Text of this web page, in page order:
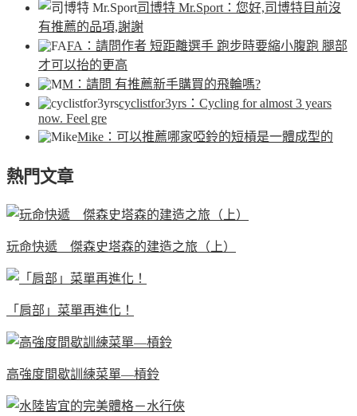
司博特 Mr.Sport ：您好,司博特目前沒
有推薦的品項,謝謝
FA ：請問作者 短距離選手 跑步時要縮小腹跑 腿部
才可以抬的更高
M ：請問 有推薦新手購買的飛輪嗎?
cyclistfor3yrs ：Cycling for almost 3 years
now. Feel gre
Mike ：可以推薦哪家啞鈴的短槓是一體成型的
熱門文章
玩命快遞 傑森史塔森的建造之旅（上）
「肩部」菜單再進化！
高強度間歇訓練菜單—槓鈴